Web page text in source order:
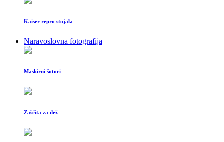
Kaiser repro stojala
Naravoslovna fotografija
Maskirni šotori
Zaščita za dež